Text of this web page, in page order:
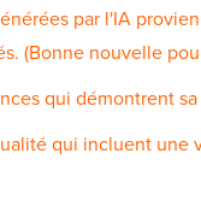
par l'IA
(Bonne nouvelle
qui démontrent
qui incluent une